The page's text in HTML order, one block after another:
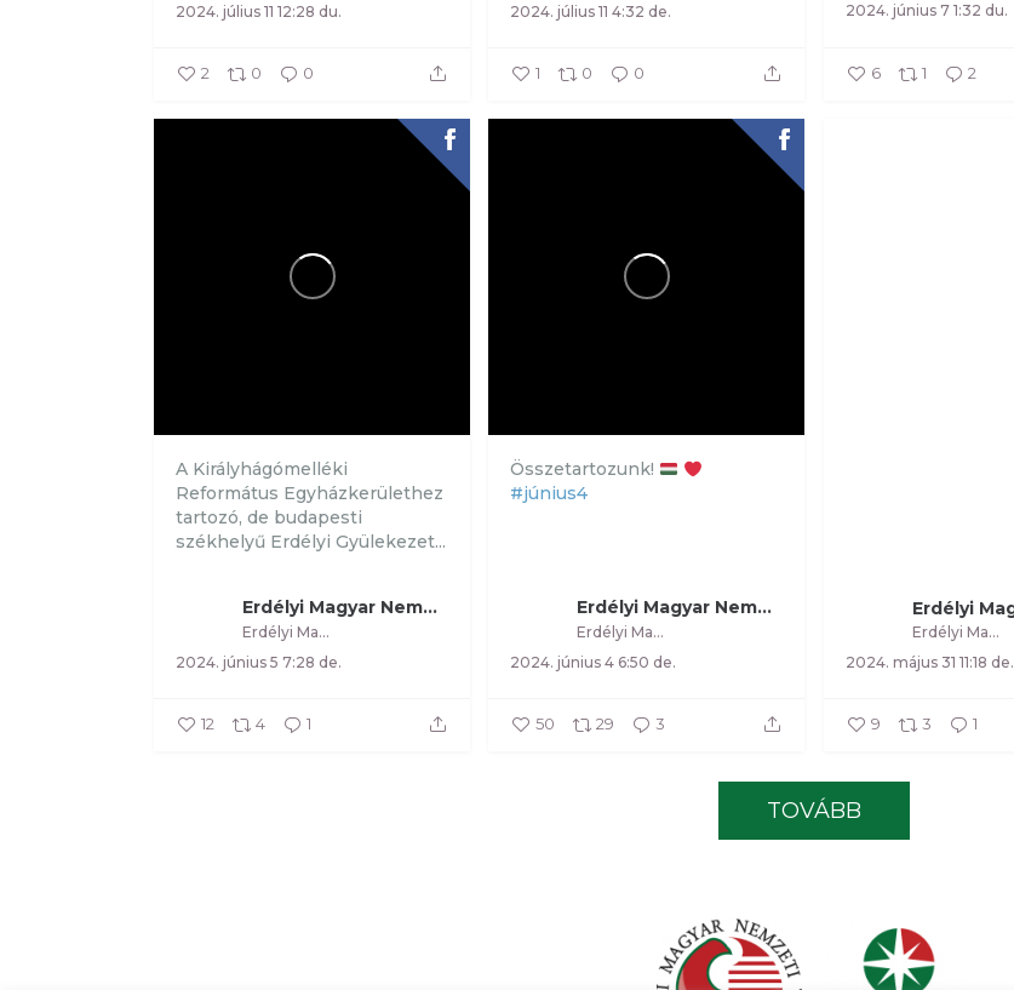
2024. július 11 12:28 du.
2 0 0
2024. július 11 4:32 de.
1 0 0
2024. június 7 1:32 du.
6 1 2
A Királyhágómelléki
Református Egyházkerülethez
tartozó, de budapesti
székhelyű Erdélyi Gyülekezet...
Erdélyi Magyar Nemzeti Tanács
Erdélyi Magyar Nemzeti Tanács
2024. június 5 7:28 de.
12 4 1
Összetartozunk!
#június4
Erdélyi Magyar Nemzeti Tanács
Erdélyi Magyar Nemzeti Tanács
2024. június 4 6:50 de.
50 29 3
Erdélyi Magyar Nemzeti Tanács
2024. május 31 11:18 de.
9 3 1